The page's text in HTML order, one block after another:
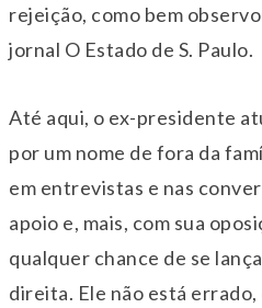
rejeição, como bem
jornal O Estado de S. Paulo.
Até aqui, o ex-presidente
por um nome de fora da
em entrevistas e nas
apoio e, mais, com sua
qualquer chance de se
direita. Ele não está